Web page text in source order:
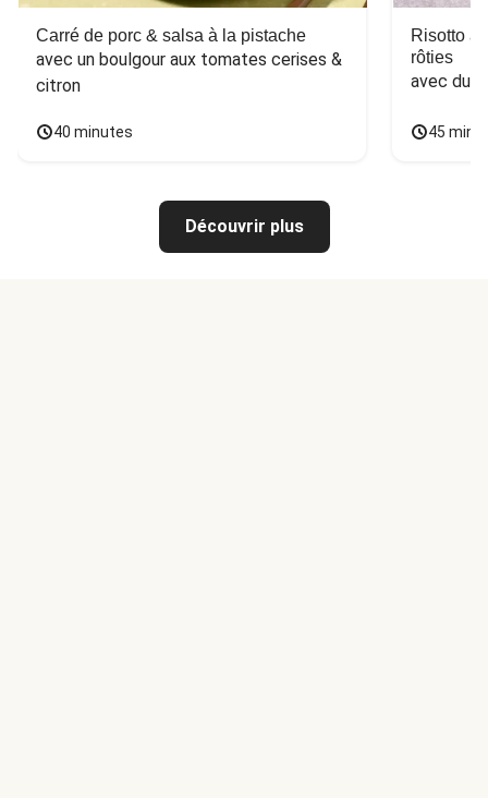
Carré de porc & salsa à la pistache
avec un boulgour aux tomates cerises &
citron
40 minutes
Risotto
rôties
avec du
45
Découvrir plus